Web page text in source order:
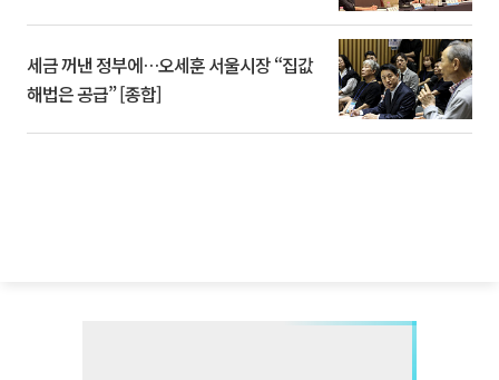
세금 꺼낸 정부에…오세훈 서울시장 “집값
해법은 공급” [종합]